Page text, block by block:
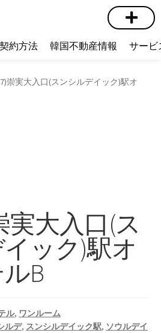
契約方法 韓国不動産情報 サービ
崇実大入口(スンシルデイック)駅オ
実大入口(ス
ック)駅オ
B
ル, ワンルーム
ルデ, スンシルデイック駅, ソウルデイ